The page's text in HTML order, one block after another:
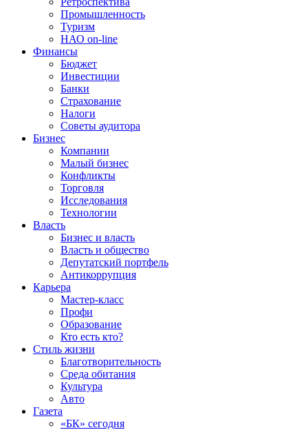
Промышленность
Туризм
НАО on-line
Финансы
Бюджет
Инвестиции
Банки
Страхование
Налоги
Советы аудитора
Бизнес
Компании
Малый бизнес
Конфликты
Торговля
Исследования
Технологии
Власть
Бизнес и власть
Власть и общество
Депутатский портфель
Антикоррупция
Карьера
Мастер-класс
Профи
Образование
Кто есть кто?
Стиль жизни
Благотворительность
Среда обитания
Культура
Авто
Газета
«БК» сегодня